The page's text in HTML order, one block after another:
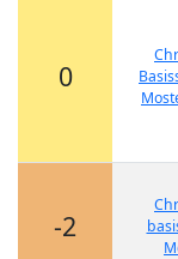
0
-2